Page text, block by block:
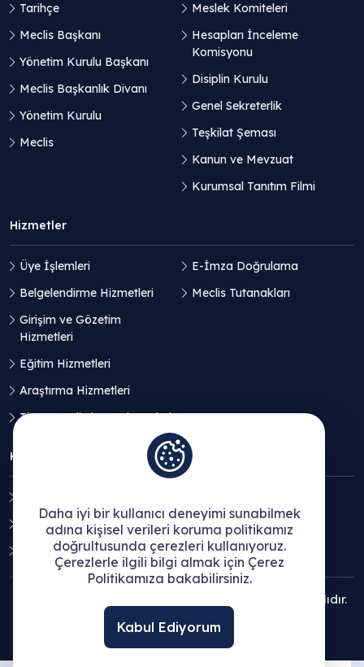
Tarihçe
Meclis Başkanı
Yönetim Kurulu Başkanı
Meclis Başkanlık Divanı
Yönetim Kurulu
Meclis
Meslek Komiteleri
Hesapları İnceleme
Komisyonu
Disiplin Kurulu
Genel Sekreterlik
Teşkilat Şeması
Kanun ve Mevzuat
Kurumsal Tanıtım Filmi
Hizmetler
Üye İşlemleri
Belgelendirme Hizmetleri
Girişim ve Gözetim
Hizmetleri
Eğitim Hizmetleri
Araştırma Hizmetleri
Ticaret Geliştirme Hizmetleri
E-İmza Doğrulama
Meclis Tutanakları
KVKK
Açık Rıza Beyanı
Çerez Politikası
© 2025 Ege Bölgesi Sanayi Odası - Tüm hakları saklıdır.
Daha iyi bir kullanıcı deneyimi sunabilmek
adına kişisel verileri koruma politikamız
doğrultusunda çerezleri kullanıyoruz.
Çerezlerle ilgili bilgi almak için Çerez
Politikamıza bakabilirsiniz.
Kabul Ediyorum